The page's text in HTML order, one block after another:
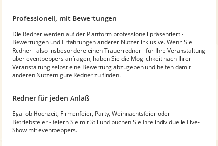
Professionell, mit Bewertungen
Die Redner werden auf der Plattform professionell präsentiert -
Bewertungen und Erfahrungen anderer Nutzer inklusive. Wenn Sie
Redner - also insbesondere einen Trauerredner - für Ihre Veranstaltung
über eventpeppers anfragen, haben Sie die Möglichkeit nach Ihrer
Veranstaltung selbst eine Bewertung abzugeben und helfen damit
anderen Nutzern gute Redner zu finden.
Redner für jeden Anlaß
Egal ob Hochzeit, Firmenfeier, Party, Weihnachtsfeier oder
Betriebsfeier - feiern Sie mit Stil und buchen Sie Ihre individuelle Live-
Show mit eventpeppers.